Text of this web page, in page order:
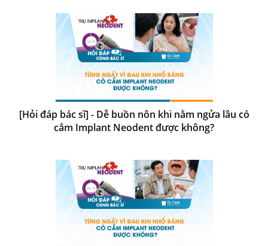
[Hỏi đáp bác sĩ] - Dễ buồn nôn khi nằm ngửa lâu có
cắm Implant Neodent được không?